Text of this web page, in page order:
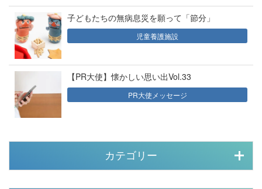
子どもたちの無病息災を願って「節分」
児童養護施設
【PR大使】懐かしい思い出Vol.33
PR大使メッセージ
カテゴリー